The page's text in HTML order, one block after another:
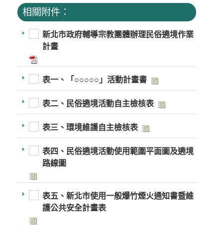
相關附件：
新北市政府輔導宗教團體辦理民俗遶境作業
計畫
表一、「○○○○○」活動計畫書
表二、民俗遶境活動自主檢核表
表三、環境維護自主檢核表
表四、民俗遶境活動使用範圍平面圖及遶境
路線圖
表五、新北市使用一般爆竹煙火通知書暨維
護公共安全計畫表